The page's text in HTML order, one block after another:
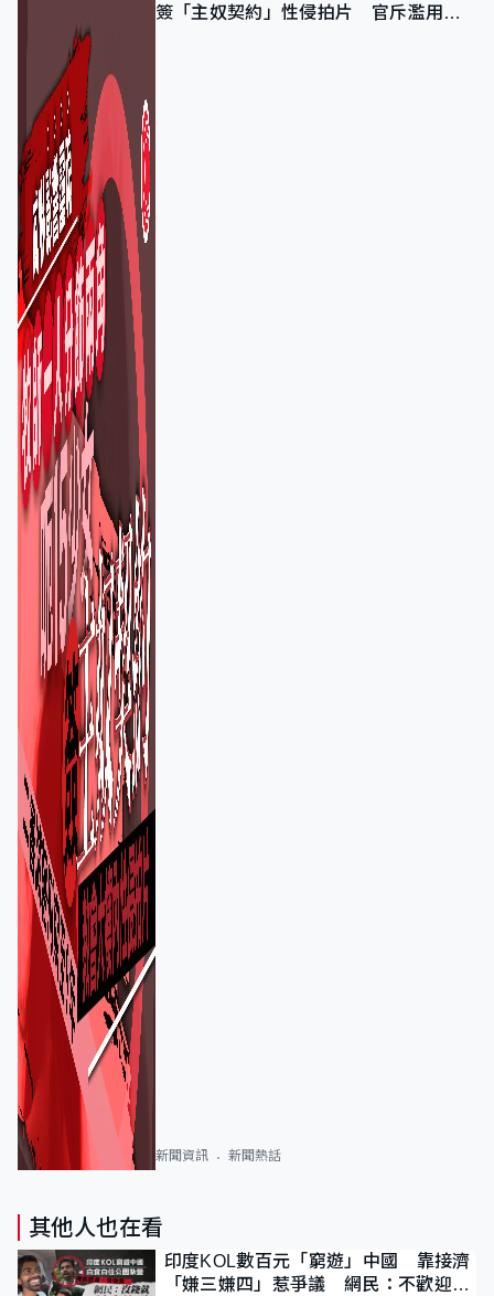
簽「主奴契約」性侵拍片 官斥濫用教
新聞資訊 新聞熱話
其他人也在看
印度KOL數百元「窮遊」中國 靠接濟
「嫌三嫌四」惹爭議 網民：不歡迎劣